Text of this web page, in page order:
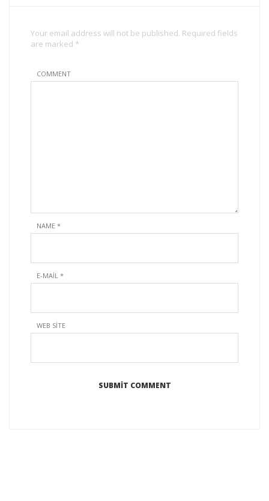
Your email address will not be published. Required fields
are marked *
COMMENT
NAME *
E-MAIL *
WEB SITE